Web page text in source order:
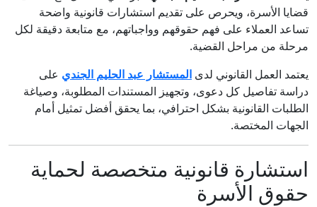
قضايا الأسرة، ويحرص على تقديم استشارات قانونية واضحة
تساعد العملاء على فهم حقوقهم وواجباتهم، مع متابعة دقيقة لكل
مرحلة من مراحل القضية.
يعتمد العمل القانوني لدى المستشار عبد الحليم الجندي على
دراسة تفاصيل كل دعوى، وتجهيز المستندات المطلوبة، وصياغة
الطلبات القانونية بشكل احترافي، بما يحقق أفضل تمثيل أمام
الجهات المختصة.
استشارة قانونية متخصصة لحماية
حقوق الأسرة